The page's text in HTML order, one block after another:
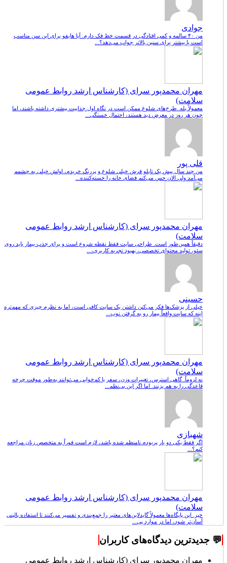
جوادی
من ۴۰ سالمه و کمی افتادگی در قسمت خط فک دارم. آیا هایفو برای این سن مناسب
است یا بیشتر برای سنین بالاتر جواب می‌دهد؟...
مهران محمدپور سرای (کارشناس ارشد روابط عمومی
سلامت)
معمولاً بله. طرح‌های شلوغ ممکن است در نگاه اول جذابیت بیشتری داشته باشند، اما
چون هر روز در معرض دید هستند، احتمال خستگی...
قلی پور
من چند سال پیش یک تابلو فرش خیلی شلوغ و پررنگ خریدم، اولش خیلی به چشمم
می‌آمد ولی الان حس می‌کنم فضای خانه را خسته‌کننده...
مهران محمدپور سرای (کارشناس ارشد روابط عمومی
سلامت)
دقیقاً همین‌طور است. طراحی سایت فقط نقطه شروع است و برای جذب بیمار باید روی
سئو، تولید محتوای تخصصی، بهبود تجربه کاربری،...
حسینی
خیلی از پزشک‌ها فکر می‌کنن داشتن یک سایت کافی است، اما به نظرم چیزی که مهم‌تره
اینه که سایت واقعاً بیمار رو به گرفتن نوب...
مهران محمدپور سرای (کارشناس ارشد روابط عمومی
سلامت)
نه لزوماً. گاهی استرس، تغییرات وزن، سفر یا کم‌خوابی می‌توانند به‌طور موقت چرخه
قاعدگی را به هم بزنند. اما اگر این بی‌نظم...
شهبازی
اگر فقط یکی دو بار پریودم نامنظم شده باشد، لازم است فوراً به متخصص زنان مراجعه
کنم؟...
مهران محمدپور سرای (کارشناس ارشد روابط عمومی
سلامت)
خیر. این پایگاه‌ها معمولاً گایدلاین‌های معتبر را جمع‌بندی و تفسیر می‌کنند تا استفاده بالینی
آسان‌تر شود، اما در موارد پی...
💬 جدیدترین دیدگاه‌های کاربران
مهران محمدپور سرای (کارشناس ارشد روابط عمومی